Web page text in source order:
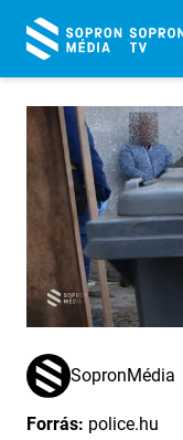
SopronMédia
Forrás: police.hu